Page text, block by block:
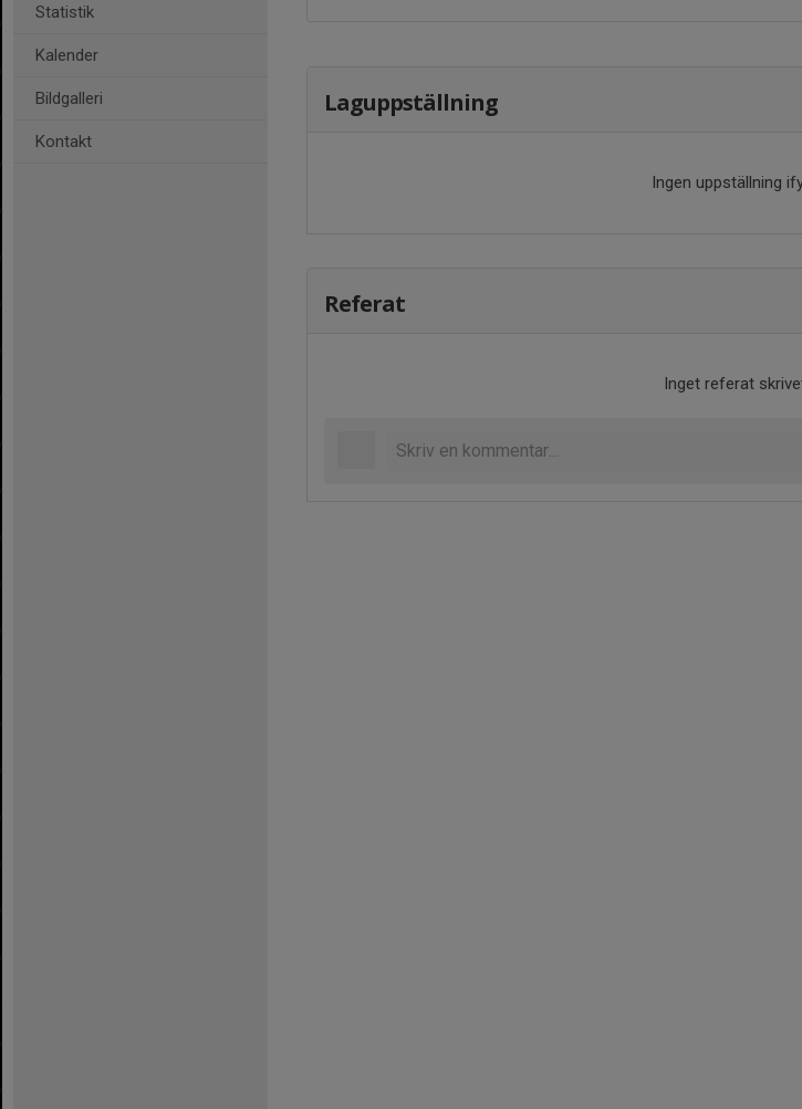
Statistik
Kalender
Bildgalleri
Kontakt
Laguppställning
Ingen uppställning
Referat
Inget referat